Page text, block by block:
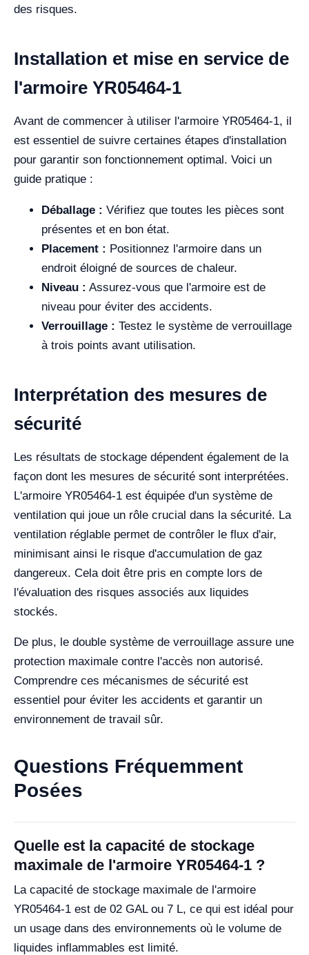
des risques.
Installation et mise en service de
l'armoire YR05464-1
Avant de commencer à utiliser l'armoire YR05464-1, il
est essentiel de suivre certaines étapes d'installation
pour garantir son fonctionnement optimal. Voici un
guide pratique :
Déballage : Vérifiez que toutes les pièces sont
présentes et en bon état.
Placement : Positionnez l'armoire dans un
endroit éloigné de sources de chaleur.
Niveau : Assurez-vous que l'armoire est de
niveau pour éviter des accidents.
Verrouillage : Testez le système de verrouillage
à trois points avant utilisation.
Interprétation des mesures de
sécurité
Les résultats de stockage dépendent également de la
façon dont les mesures de sécurité sont interprétées.
L'armoire YR05464-1 est équipée d'un système de
ventilation qui joue un rôle crucial dans la sécurité. La
ventilation réglable permet de contrôler le flux d'air,
minimisant ainsi le risque d'accumulation de gaz
dangereux. Cela doit être pris en compte lors de
l'évaluation des risques associés aux liquides
stockés.
De plus, le double système de verrouillage assure une
protection maximale contre l'accès non autorisé.
Comprendre ces mécanismes de sécurité est
essentiel pour éviter les accidents et garantir un
environnement de travail sûr.
Questions Fréquemment
Posées
Quelle est la capacité de stockage
maximale de l'armoire YR05464-1 ?
La capacité de stockage maximale de l'armoire
YR05464-1 est de 02 GAL ou 7 L, ce qui est idéal pour
un usage dans des environnements où le volume de
liquides inflammables est limité.